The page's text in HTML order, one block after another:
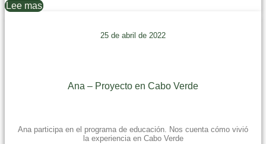
Lee mas
25 de abril de 2022
Ana – Proyecto en Cabo Verde
Ana participa en el programa de educación. Nos cuenta cómo vivió
la experiencia en Cabo Verde